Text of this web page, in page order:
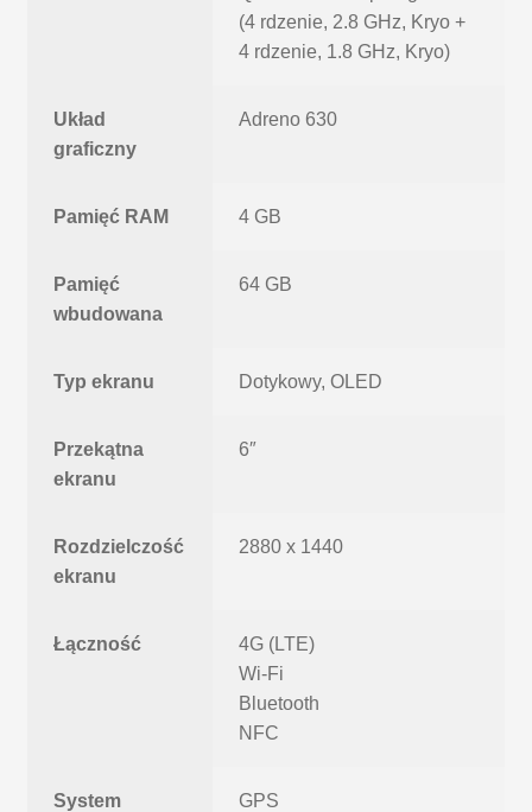
(4 rdzenie, 2.8 GHz, Kryo +
4 rdzenie, 1.8 GHz, Kryo)
Układ
graficzny
Adreno 630
Pamięć RAM 4 GB
Pamięć
wbudowana
64 GB
Typ ekranu Dotykowy, OLED
Przekątna
ekranu
6″
Rozdzielczość
ekranu
2880 x 1440
Łączność
4G (LTE)
Wi-Fi
Bluetooth
NFC
System
GPS